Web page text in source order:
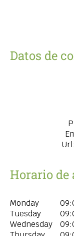
Datos de
Url:
Horario de
Monday
Tuesday
Wednesday